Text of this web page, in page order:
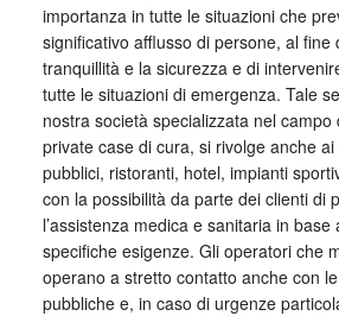
importanza in tutte le situazioni che
significativo afflusso di persone, al fine
tranquillità e la sicurezza e di
tutte le situazioni di emergenza. Tale
nostra società specializzata nel
private case di cura, si rivolge anche
pubblici, ristoranti, hotel, impianti
con la possibilità da parte dei clienti di
l’assistenza medica e sanitaria in base
specifiche esigenze. Gli operatori che
operano a stretto contatto anche con
pubbliche e, in caso di urgenze